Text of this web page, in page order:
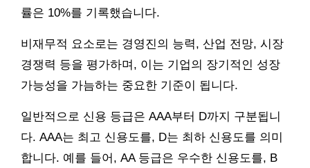
률은 10%를 기록했습니다.
비재무적 요소로는 경영진의 능력, 산업 전망, 시장
경쟁력 등을 평가하며, 이는 기업의 장기적인 성장
가능성을 가늠하는 중요한 기준이 됩니다.
일반적으로 신용 등급은 AAA부터 D까지 구분됩니
다. AAA는 최고 신용도를, D는 최하 신용도를 의미
합니다. 예를 들어, AA 등급은 우수한 신용도를, B